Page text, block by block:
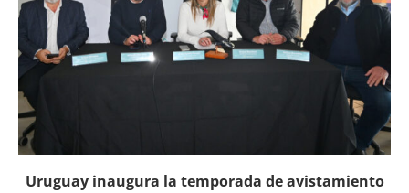
Uruguay inaugura la temporada de avistamiento